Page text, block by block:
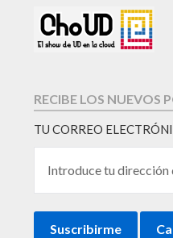
RECIBE LOS NUEVOS
TU CORREO